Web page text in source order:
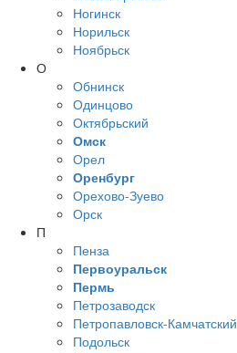
Ногинск
Норильск
Ноябрьск
О
Обнинск
Одинцово
Октябрьский
Омск
Орел
Оренбург
Орехово-Зуево
Орск
П
Пенза
Первоуральск
Пермь
Петрозаводск
Петропавловск-Камчатский
Подольск